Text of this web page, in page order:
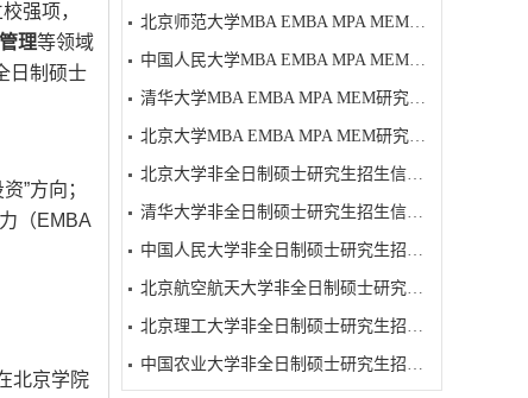
北京师范大学MBA EMBA MPA MEM研究生招生简章
中国人民大学MBA EMBA MPA MEM研究生招生简章
清华大学MBA EMBA MPA MEM研究生招生简章
北京大学MBA EMBA MPA MEM研究生招生简章
北京大学非全日制硕士研究生招生信息（2027级）
清华大学非全日制硕士研究生招生信息（2027级）
中国人民大学非全日制硕士研究生招生信息（2027级）
北京航空航天大学非全日制硕士研究生招生信息（2027级）
北京理工大学非全日制硕士研究生招生信息（2027级）
中国农业大学非全日制硕士研究生招生信息（2027级）
强项，
理等领域
日制硕士
”方向；
（EMBA
北京学院